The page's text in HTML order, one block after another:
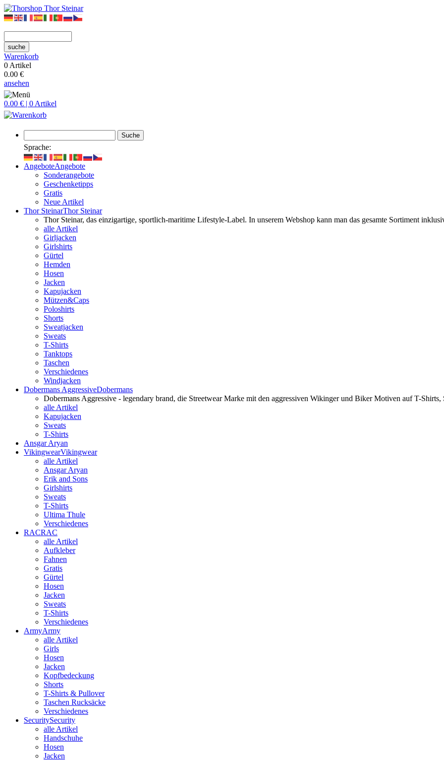
suche
Warenkorb
0 Artikel
0.00 €
ansehen
0.00 € | 0 Artikel
Suche
Sprache:
AngeboteAngebote
Sonderangebote
Geschenketipps
Gratis
Neue Artikel
Thor SteinarThor Steinar
Thor Steinar, das einzigartige, sportlich-maritime Lifestyle-Label. In unserem Webshop kann man das gesamte Sortiment
alle Artikel
Girljacken
Girlshirts
Gürtel
Hemden
Hosen
Jacken
Kapujacken
Mützen&Caps
Poloshirts
Shorts
Sweatjacken
Sweats
T-Shirts
Tanktops
Taschen
Verschiedenes
Windjacken
Dobermans AggressiveDobermans
Dobermans Aggressive - legendary brand, die Streetwear Marke mit den aggressiven Wikinger und Biker Motiven auf T-Shirts,
alle Artikel
Kapujacken
Sweats
T-Shirts
Ansgar Aryan
VikingwearVikingwear
alle Artikel
Ansgar Aryan
Erik and Sons
Girlshirts
Sweats
T-Shirts
Ultima Thule
Verschiedenes
RACRAC
alle Artikel
Aufkleber
Fahnen
Gratis
Gürtel
Hosen
Jacken
Sweats
T-Shirts
Verschiedenes
ArmyArmy
alle Artikel
Girls
Hosen
Jacken
Kopfbedeckung
Shorts
T-Shirts & Pullover
Taschen Rucksäcke
Verschiedenes
SecuritySecurity
alle Artikel
Handschuhe
Hosen
Jacken